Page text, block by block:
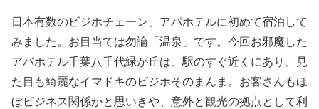
日本有数のビジホチェーン、アパホテルに初めて宿泊して
みました。お目当ては勿論「温泉」です。今回お邪魔した
アパホテル千葉八千代緑が丘は、駅のすぐ近くにあり、見
た目も綺麗なイマドキのビジホそのまんま。お客さんもほ
ぼビジネス関係かと思いきや、意外と観光の拠点として利